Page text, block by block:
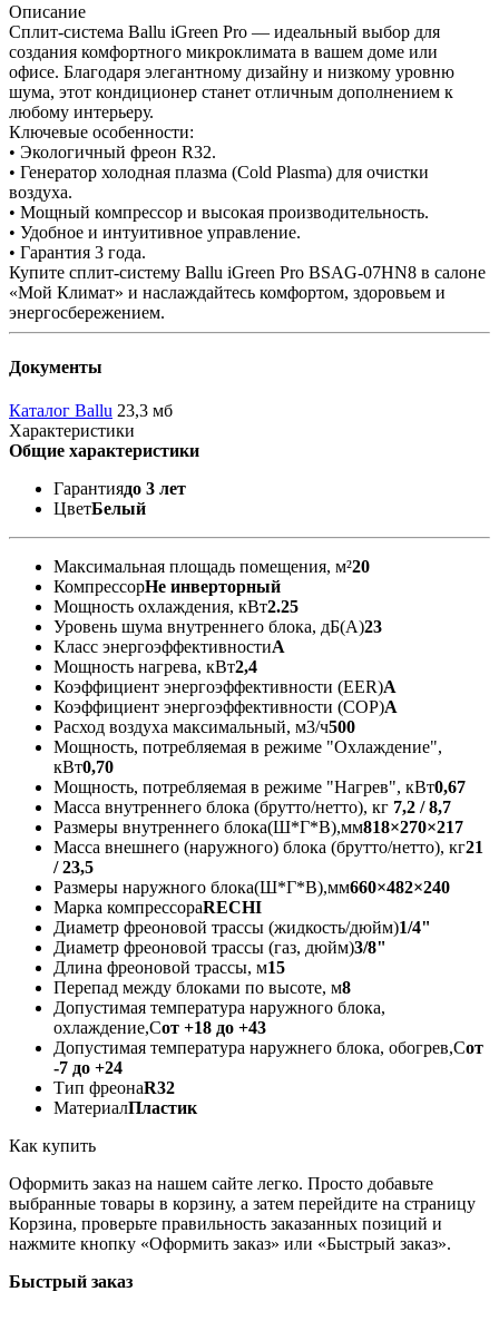
Описание
Сплит-система Ballu iGreen Pro — идеальный выбор для
создания комфортного микроклимата в вашем доме или
офисе. Благодаря элегантному дизайну и низкому уровню
шума, этот кондиционер станет отличным дополнением к
любому интерьеру.
Ключевые особенности:
• Экологичный фреон R32.
• Генератор холодная плазма (Cold Plasma) для очистки
воздуха.
• Мощный компрессор и высокая производительность.
• Удобное и интуитивное управление.
• Гарантия 3 года.
Купите сплит-систему Ballu iGreen Pro BSAG-07HN8 в салоне
«Мой Климат» и наслаждайтесь комфортом, здоровьем и
энергосбережением.
Документы
Каталог Ballu 23,3 мб
Характеристики
Общие характеристики
Гарантиядо 3 лет
ЦветБелый
Максимальная площадь помещения, м²20
КомпрессорНе инверторный
Мощность охлаждения, кВт2.25
Уровень шума внутреннего блока, дБ(А)23
Класс энергоэффективностиA
Мощность нагрева, кВт2,4
Коэффициент энергоэффективности (EER)А
Коэффициент энергоэффективности (COP)А
Расход воздуха максимальный, м3/ч500
Мощность, потребляемая в режиме "Охлаждение",
кВт0,70
Мощность, потребляемая в режиме "Нагрев", кВт0,67
Масса внутреннего блока (брутто/нетто), кг 7,2 / 8,7
Размеры внутреннего блока(Ш*Г*В),мм818×270×217
Масса внешнего (наружного) блока (брутто/нетто), кг21
/ 23,5
Размеры наружного блока(Ш*Г*В),мм660×482×240
Марка компрессораRECHI
Диаметр фреоновой трассы (жидкость/дюйм)1/4"
Диаметр фреоновой трассы (газ, дюйм)3/8"
Длина фреоновой трассы, м15
Перепад между блоками по высоте, м8
Допустимая температура наружного блока,
охлаждение,Сот +18 до +43
Допустимая температура наружнего блока, обогрев,Сот
-7 до +24
Тип фреонаR32
МатериалПластик
Как купить
Оформить заказ на нашем сайте легко. Просто добавьте
выбранные товары в корзину, а затем перейдите на страницу
Корзина, проверьте правильность заказанных позиций и
нажмите кнопку «Оформить заказ» или «Быстрый заказ».
Быстрый заказ